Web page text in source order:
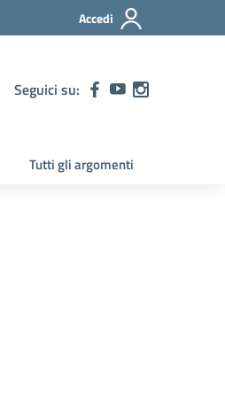
Accedi
Seguici su:
Tutti gli argomenti